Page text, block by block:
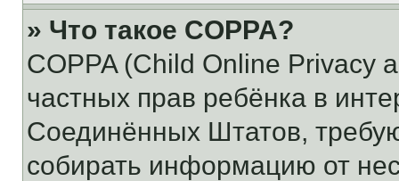
» Что такое COPPA?
COPPA (Child Online Privacy
частных прав ребёнка в
Соединённых Штатов,
собирать информацию от